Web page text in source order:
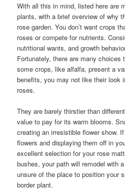
With all this in mind, listed here are
plants, with a brief overview of why
rose garden. You don’t want crops
roses or compete for nutrients.
nutritional wants, and growth
Fortunately, there are many choices
some crops, like alfalfa, present a
benefits, you may not like their look
roses.
They are barely thirstier than
value to pay for its warm blooms.
creating an irresistible flower show.
flowers and displaying them off in
excellent selection for your rose
bushes, your path will remodel with
unsure of the place to position your
border plant.